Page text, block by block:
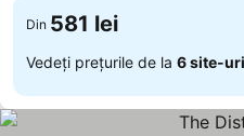
Din 581 lei
Vedeți prețurile de la 6 site-uri